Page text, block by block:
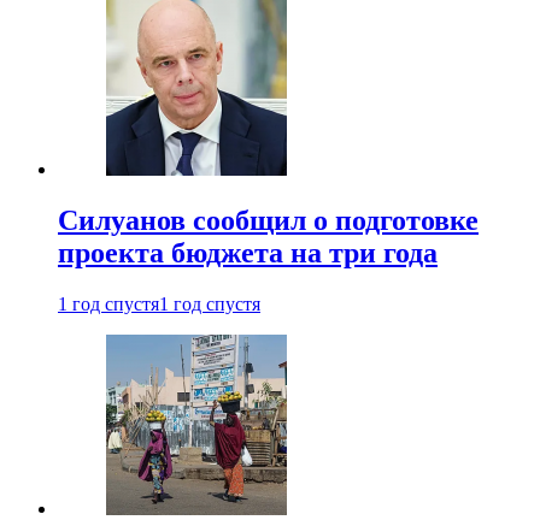
Силуанов сообщил о подготовке
проекта бюджета на три года
1 год спустя1 год спустя